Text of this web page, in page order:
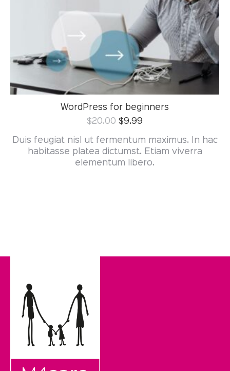
WordPress for beginners
$20.00 $9.99
Duis feugiat nisl ut fermentum maximus. In hac
habitasse platea dictumst. Etiam viverra
elementum libero.